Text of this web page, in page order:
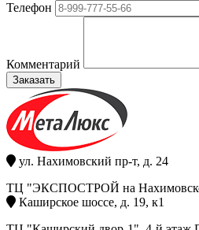
Телефон
Комментарий
Заказать
ул. Нахимовский пр-т, д. 24
ТЦ "ЭКСПОСТРОЙ на
Каширское шоссе, д. 19, к1